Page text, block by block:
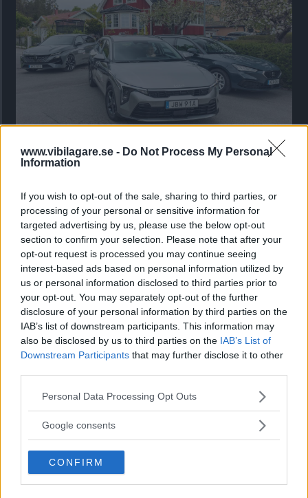
www.vibilagare.se - Do Not Process My Personal
Information
If you wish to opt-out of the sale, sharing to third parties, or
processing of your personal or sensitive information for
targeted advertising by us, please use the below opt-out
section to confirm your selection. Please note that after your
opt-out request is processed you may continue seeing
interest-based ads based on personal information utilized by
us or personal information disclosed to third parties prior to
your opt-out. You may separately opt-out of the further
disclosure of your personal information by third parties on the
IAB’s list of downstream participants. This information may
also be disclosed by us to third parties on the IAB’s List of
Downstream Participants that may further disclose it to other
Please note that this website/app uses one or more Google
not limited to your visit or usage behaviour. You may click to
use your data for below specified purposes in below Google
consent section.
Personal Data Processing Opt Outs
Google consents
CONFIRM
Kia utmanar i kombiklassen – blir omkörd
av ”gamlingen”
”God chans att bli ny favorit”
Utbudet av terrängdugliga kombibilar har krympt men fylls
nu på av eldrivna Toyota bZ4X Touring. Vi provkör.